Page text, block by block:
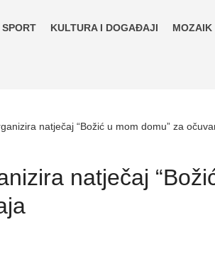
SPORT KULTURA I DOGAĐAJI MOZAIK
natječaj “Božić u mom domu” za
natječaj